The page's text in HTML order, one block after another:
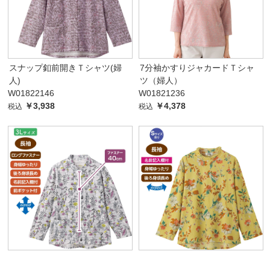
スナップ釦前開きＴシャツ(婦
人)
W01822146
税込 ￥3,938
7分袖かすりジャカードＴシャ
ツ（婦人）
W01821236
税込 ￥4,378